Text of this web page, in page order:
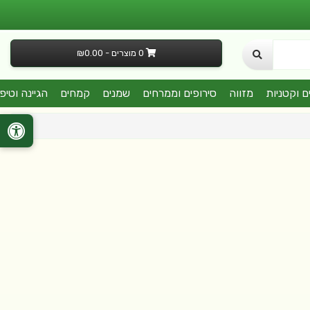
0 מוצרים - ₪0.00
וקטניות מזווה סירופים וממרחים שמנים קמחים הגיינה